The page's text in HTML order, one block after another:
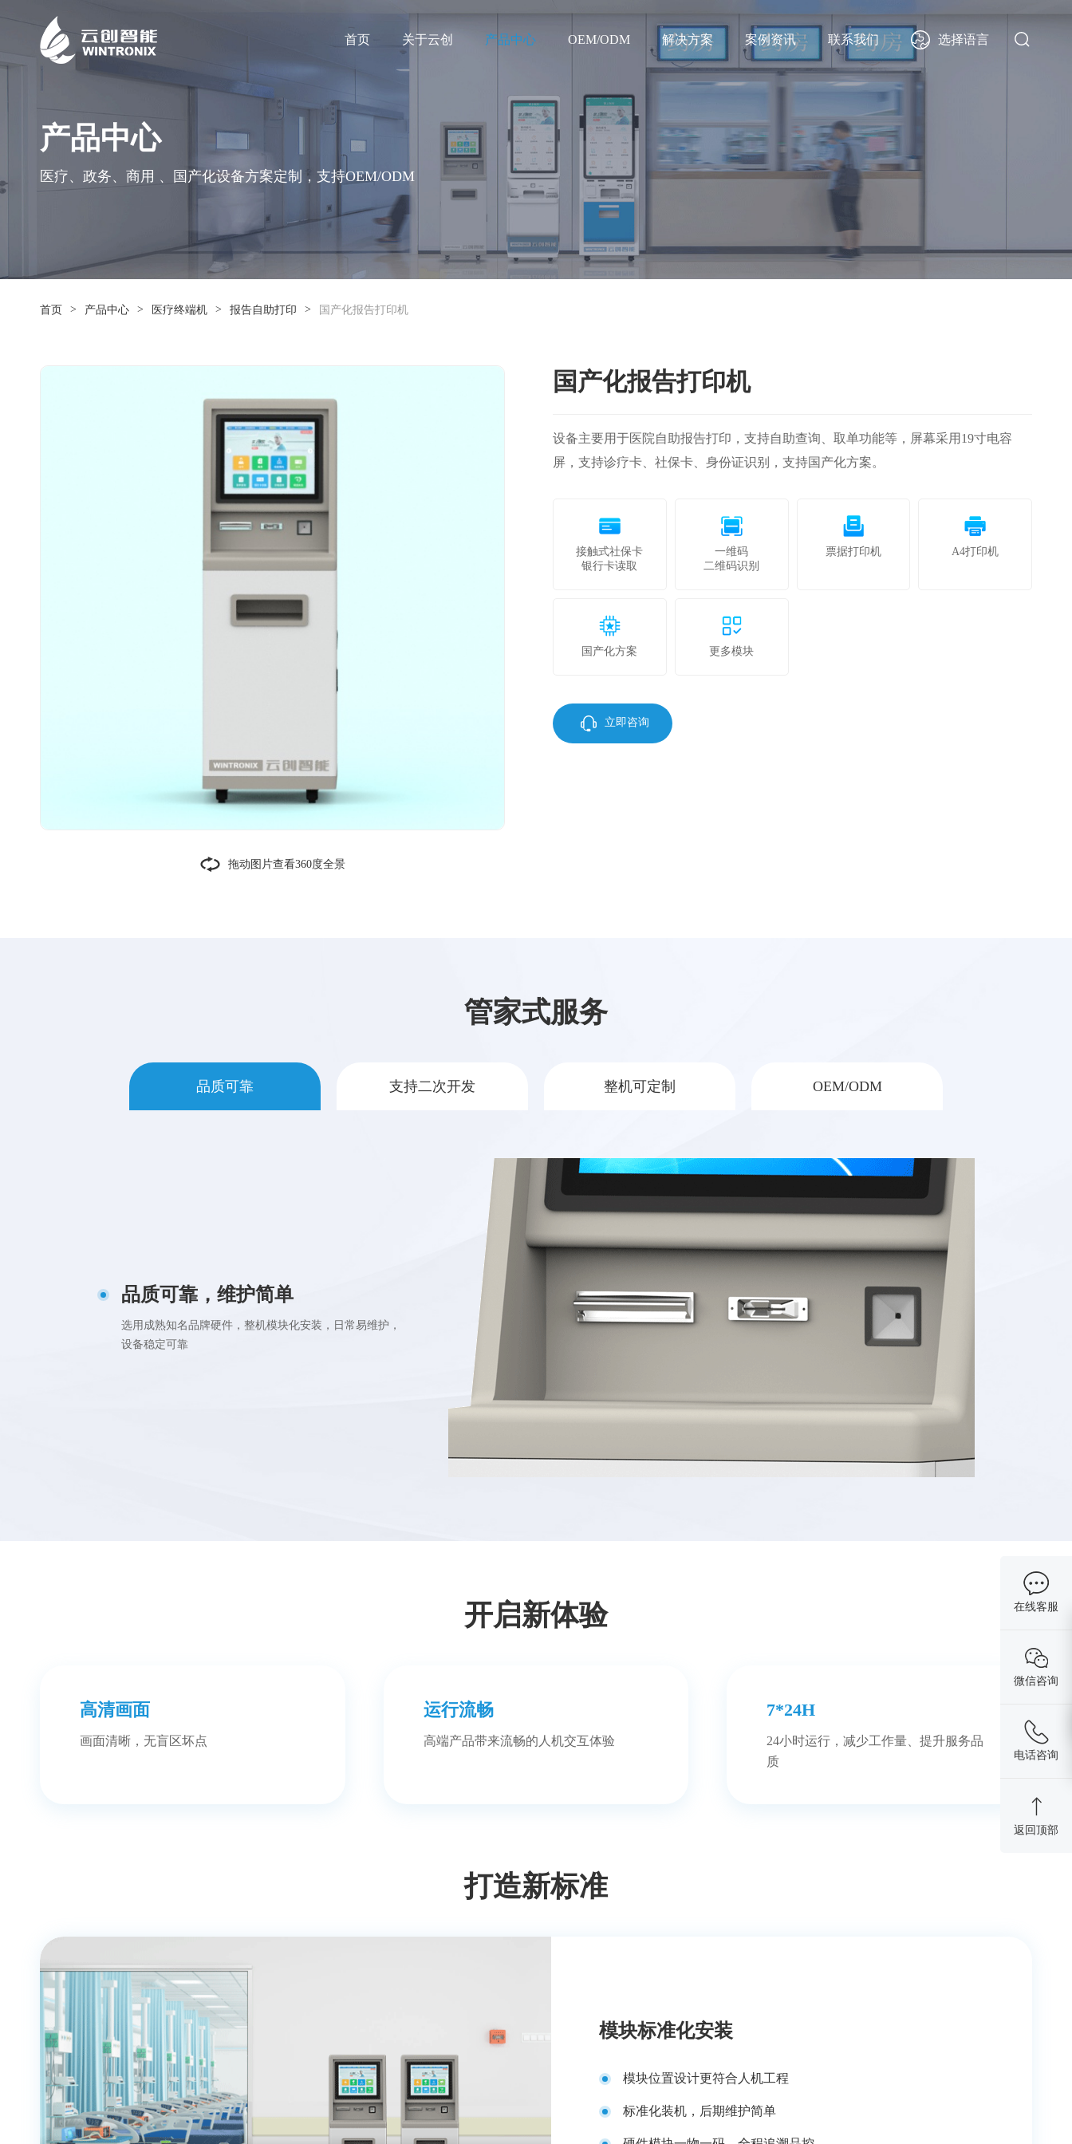
首页 关于云创 产品中心 OEM/ODM 解决方案 案例资讯 联系我们 选择语言
产品中心
医疗、政务、商用 、国产化设备方案定制，支持OEM/ODM
首页 > 产品中心 > 医疗终端机 > 报告自助打印 > 国产化报告打印机
拖动图片查看360度全景
国产化报告打印机
设备主要用于医院自助报告打印，支持自助查询、取单功能等，屏幕采用19寸电容
屏，支持诊疗卡、社保卡、身份证识别，支持国产化方案。
接触式社保卡
银行卡读取
一维码
二维码识别
票据打印机 A4打印机
国产化方案 更多模块
立即咨询
管家式服务
品质可靠 支持二次开发 整机可定制 OEM/ODM
品质可靠，维护简单
选用成熟知名品牌硬件，整机模块化安装，日常易维护，
设备稳定可靠
开启新体验
高清画面
画面清晰，无盲区坏点
运行流畅
高端产品带来流畅的人机交互体验
7*24H
24小时运行，减少工作量、提升服务品
质
打造新标准
模块标准化安装
模块位置设计更符合人机工程
标准化装机，后期维护简单
在线客服
微信咨询
电话咨询
返回顶部